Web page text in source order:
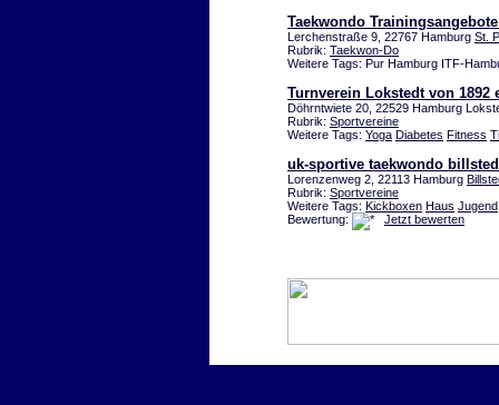
Taekwondo
Lerchenstraße 9, 22767 Hamburg St.
Rubrik: Taekwon-Do
Weitere Tags: Pur Hamburg ITF-
Turnverein Lokstedt von 1892
Döhrntwiete 20, 22529 Hamburg
Rubrik: Sportvereine
Weitere Tags: Yoga Diabetes Fitness
uk-sportive taekwondo
Lorenzenweg 2, 22113 Hamburg
Rubrik: Sportvereine
Weitere Tags: Kickboxen Haus Jugend
Bewertung:
Jetzt bewerten